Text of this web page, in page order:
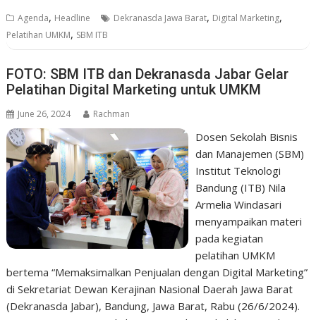
Agenda, Headline Dekranasda Jawa Barat, Digital Marketing,
Pelatihan UMKM, SBM ITB
FOTO: SBM ITB dan Dekranasda Jabar Gelar
Pelatihan Digital Marketing untuk UMKM
June 26, 2024 Rachman
Dosen Sekolah Bisnis
dan Manajemen (SBM)
Institut Teknologi
Bandung (ITB) Nila
Armelia Windasari
menyampaikan materi
pada kegiatan
pelatihan UMKM
bertema “Memaksimalkan Penjualan dengan Digital Marketing”
di Sekretariat Dewan Kerajinan Nasional Daerah Jawa Barat
(Dekranasda Jabar), Bandung, Jawa Barat, Rabu (26/6/2024).